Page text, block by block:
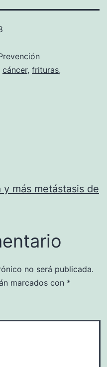
cáncer, frituras,
y más metástasis de
no será publicada.
marcados con *